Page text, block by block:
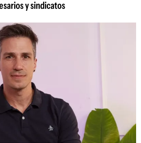
y sindicatos